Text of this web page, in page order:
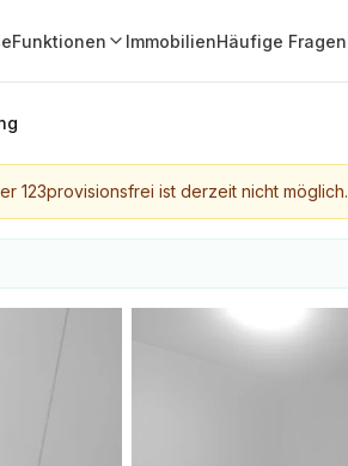
Funktionen ImmobilienHäufige Fragen
123provisionsfrei ist derzeit nicht möglich.